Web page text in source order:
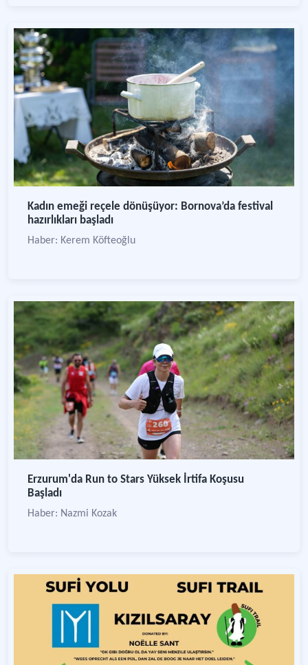
Kadın emeği reçele dönüşüyor: Bornova’da festival
hazırlıkları başladı
Haber: Kerem Köfteoğlu
Erzurum'da Run to Stars Yüksek İrtifa Koşusu
Başladı
Haber: Nazmi Kozak